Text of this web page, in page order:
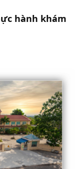
hành khám